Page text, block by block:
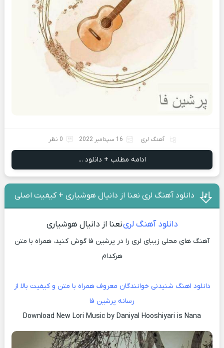
آهنگ لری 16 سپتامبر 2022 0 نظر
ادامه مطلب + دانلود ...
دانلود آهنگ لری نعنا از دانیال هوشیاری + کیفیت اصلی
دانلود آهنگ لرینعنا از دانیال هوشیاری
آهنگ های محلی زیبای لری را در پرشین فا گوش کنید، همراه با متن
هرکدام
دانلود اهنگ شنیدنی خوانندگان معروف همراه با متن و کیفیت بالا از
رسانه پرشین فا
Download New Lori Music by Daniyal Hooshiyari is Nana